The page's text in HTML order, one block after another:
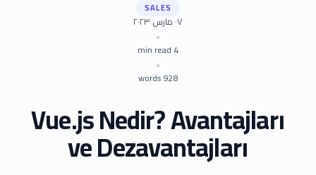
SALES
٠٧ مارس ٢٠٢٣
•
4
•
928
Vue.js Nedir? Avantajları
ve Dezavantajları